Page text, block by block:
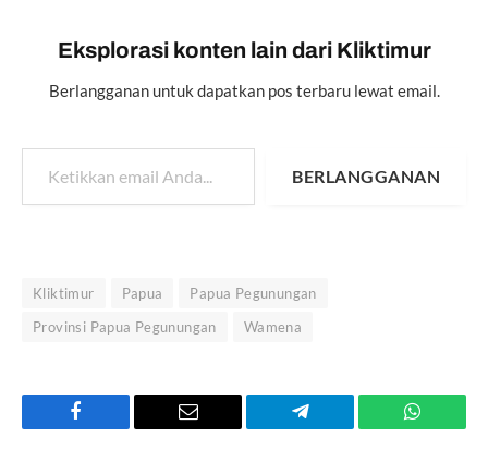
Eksplorasi konten lain dari Kliktimur
Berlangganan untuk dapatkan pos terbaru lewat email.
Ketikkan email Anda...
BERLANGGANAN
Kliktimur Papua
Papua Pegunungan
Provinsi Papua Pegunungan
Wamena
Facebook Email Telegram